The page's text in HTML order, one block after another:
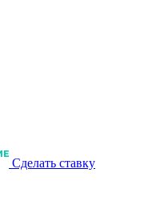
Сделать ставку